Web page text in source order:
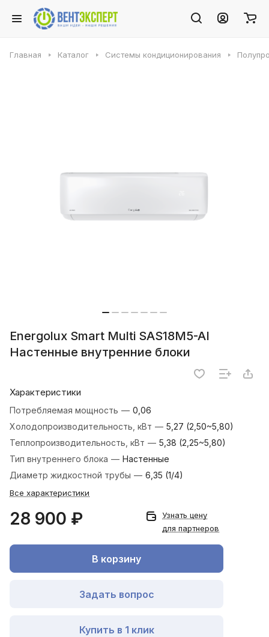
Главная Каталог Системы кондиционирования
Energolux Smart Multi SAS18M5-AI
Настенные внутренние блоки
Характеристики
Потребляемая мощность — 0,06
Холодопроизводительность, кВт — 5,27 (2,50~5,80)
Теплопроизводительность, кВт — 5,38 (2,25~5,80)
Тип внутреннего блока — Настенные
Диаметр жидкостной трубы — 6,35 (1/4)
Все характеристики
28 900 ₽
Узнать цену
для партнеров
В корзину
Задать вопрос
Купить в 1 клик